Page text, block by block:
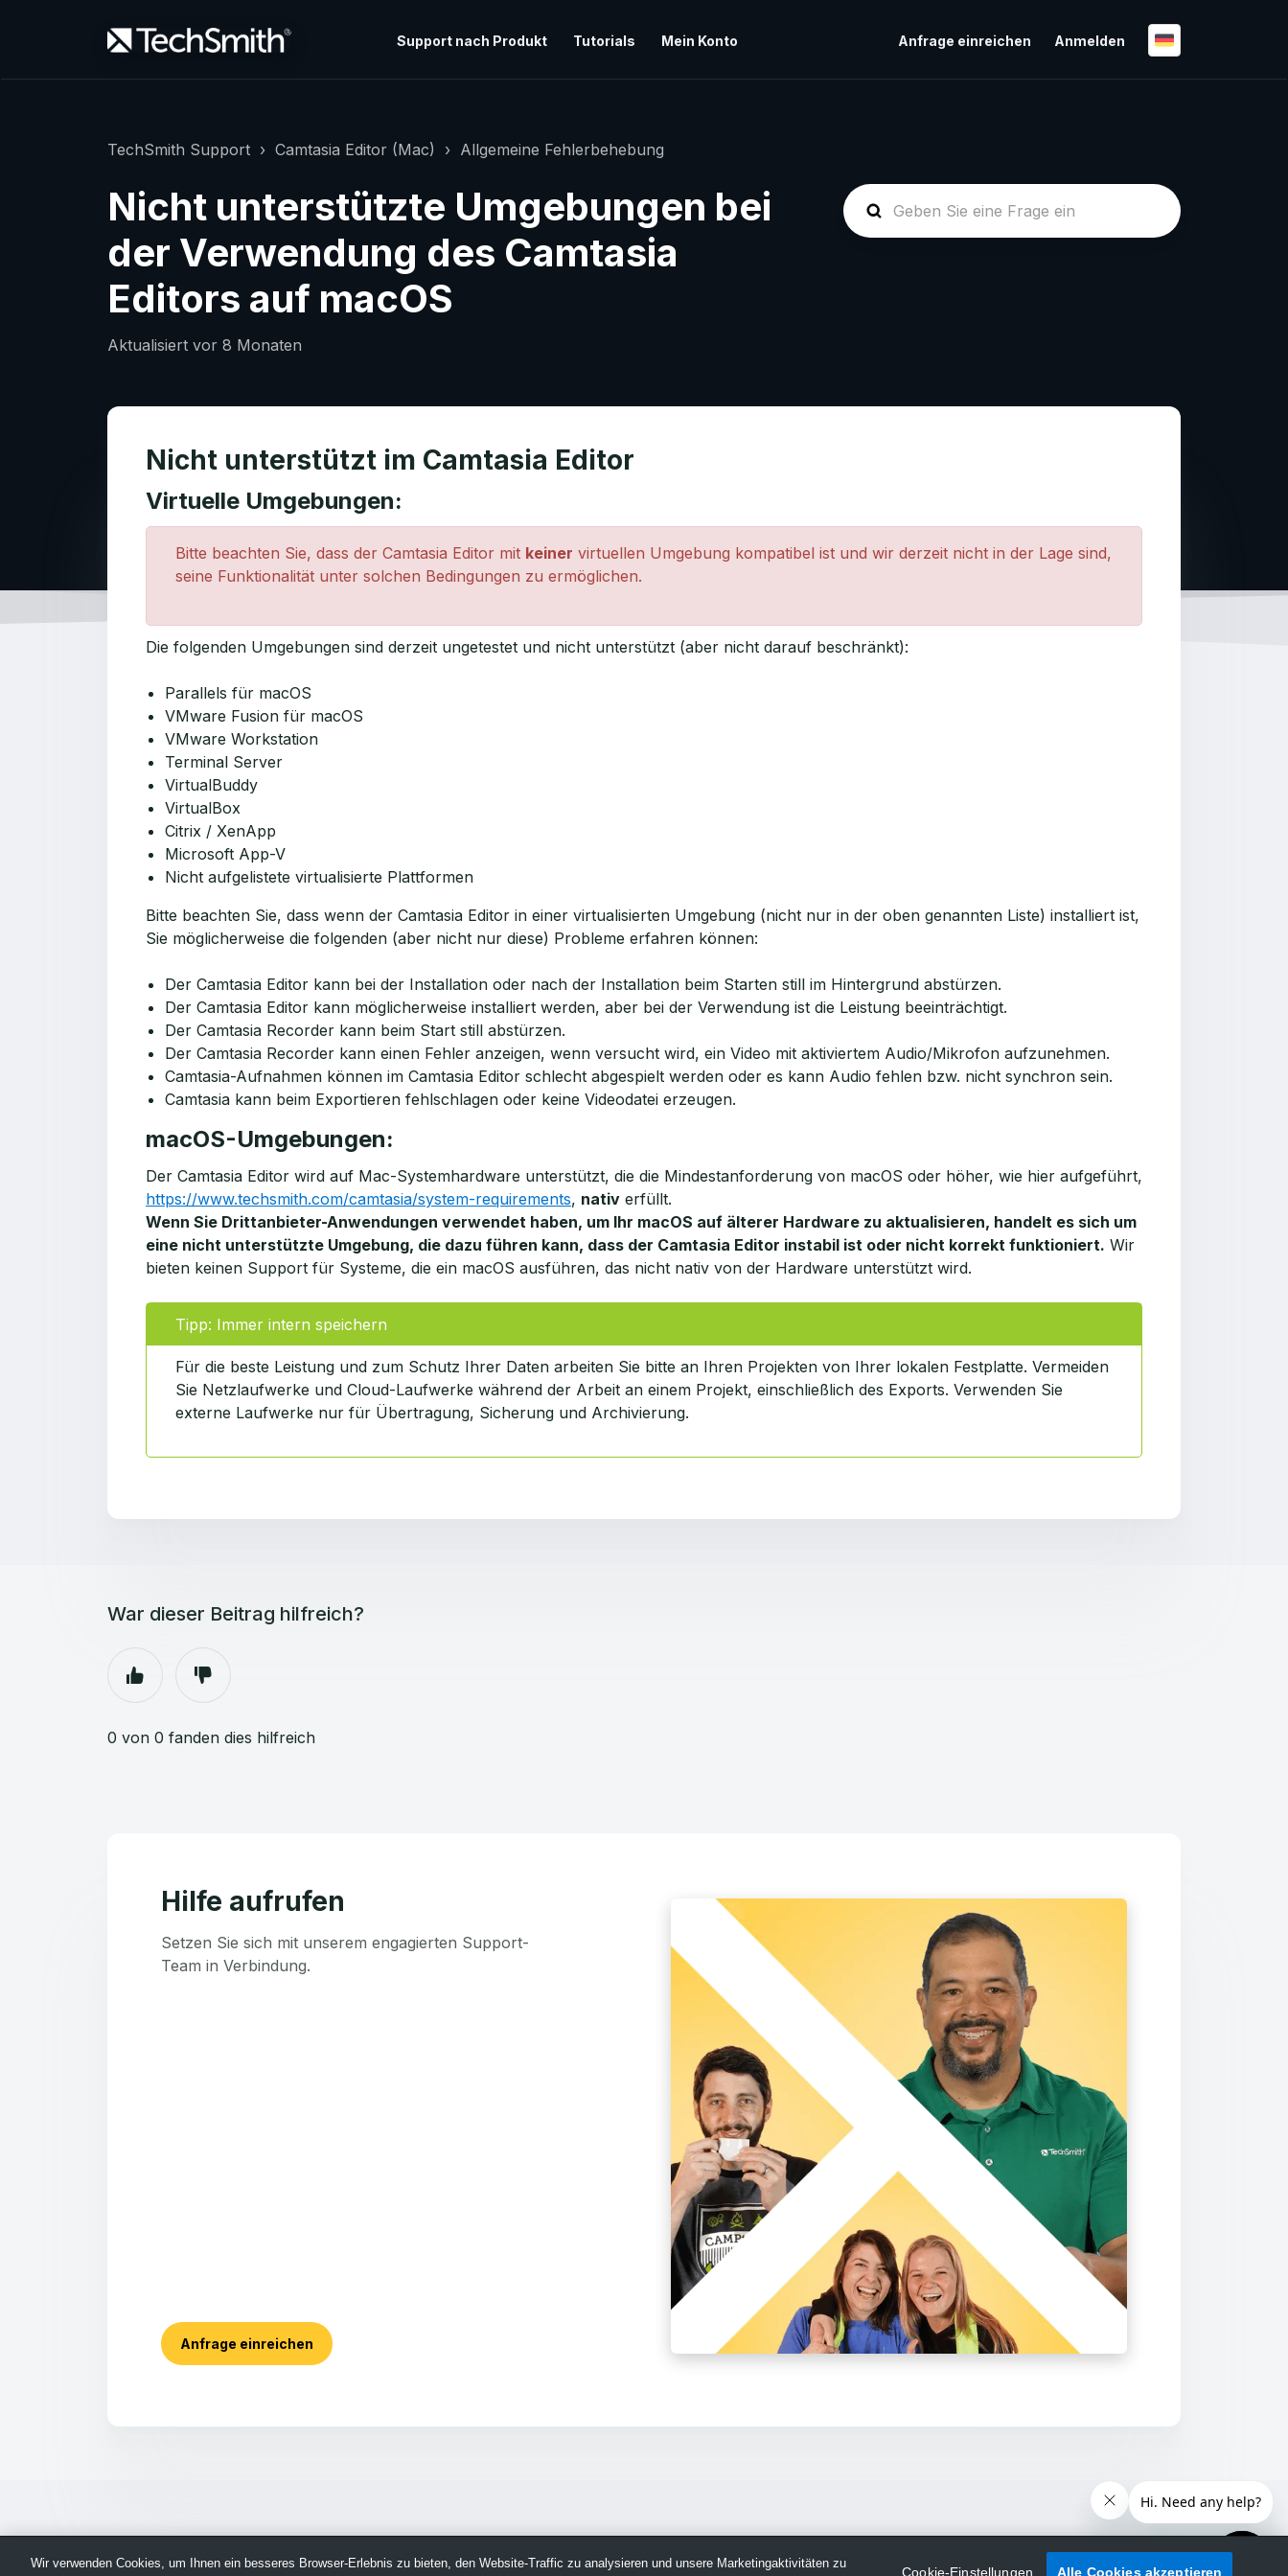
Support nach Produkt Tutorials Mein Konto Anfrage einreichen Anmelden
TechSmith Support Camtasia Editor (Mac) Allgemeine Fehlerbehebung
Nicht unterstützte Umgebungen bei
der Verwendung des Camtasia
Editors auf macOS
Aktualisiert vor 8 Monaten
Nicht unterstützt im Camtasia Editor
Virtuelle Umgebungen:
Bitte beachten Sie, dass der Camtasia Editor mit keiner virtuellen Umgebung kompatibel ist und wir derzeit nicht in der Lage sind,
seine Funktionalität unter solchen Bedingungen zu ermöglichen.
Die folgenden Umgebungen sind derzeit ungetestet und nicht unterstützt (aber nicht darauf beschränkt):
Parallels für macOS
VMware Fusion für macOS
VMware Workstation
Terminal Server
VirtualBuddy
VirtualBox
Citrix / XenApp
Microsoft App-V
Nicht aufgelistete virtualisierte Plattformen
Bitte beachten Sie, dass wenn der Camtasia Editor in einer virtualisierten Umgebung (nicht nur in der oben genannten Liste) installiert ist,
Sie möglicherweise die folgenden (aber nicht nur diese) Probleme erfahren können:
Der Camtasia Editor kann bei der Installation oder nach der Installation beim Starten still im Hintergrund abstürzen.
Der Camtasia Editor kann möglicherweise installiert werden, aber bei der Verwendung ist die Leistung beeinträchtigt.
Der Camtasia Recorder kann beim Start still abstürzen.
Der Camtasia Recorder kann einen Fehler anzeigen, wenn versucht wird, ein Video mit aktiviertem Audio/Mikrofon aufzunehmen.
Camtasia-Aufnahmen können im Camtasia Editor schlecht abgespielt werden oder es kann Audio fehlen bzw. nicht synchron sein.
Camtasia kann beim Exportieren fehlschlagen oder keine Videodatei erzeugen.
macOS-Umgebungen:
Der Camtasia Editor wird auf Mac-Systemhardware unterstützt, die die Mindestanforderung von macOS oder höher, wie hier aufgeführt,
https://www.techsmith.com/camtasia/system-requirements, nativ erfüllt.
Wenn Sie Drittanbieter-Anwendungen verwendet haben, um Ihr macOS auf älterer Hardware zu aktualisieren, handelt es sich um
eine nicht unterstützte Umgebung, die dazu führen kann, dass der Camtasia Editor instabil ist oder nicht korrekt funktioniert. Wir
bieten keinen Support für Systeme, die ein macOS ausführen, das nicht nativ von der Hardware unterstützt wird.
Tipp: Immer intern speichern
Für die beste Leistung und zum Schutz Ihrer Daten arbeiten Sie bitte an Ihren Projekten von Ihrer lokalen Festplatte. Vermeiden
Sie Netzlaufwerke und Cloud-Laufwerke während der Arbeit an einem Projekt, einschließlich des Exports. Verwenden Sie
externe Laufwerke nur für Übertragung, Sicherung und Archivierung.
War dieser Beitrag hilfreich?
0 von 0 fanden dies hilfreich
Hilfe aufrufen
Setzen Sie sich mit unserem engagierten Support-
Team in Verbindung.
Anfrage einreichen
Wir verwenden Cookies, um Ihnen ein besseres Browser-Erlebnis zu bieten, den Website-Traffic zu analysieren und unsere Marketingaktivitäten zu
Cookie-Einstellungen Alle Cookies akzeptieren